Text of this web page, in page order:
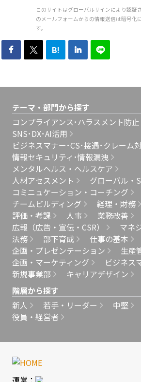
このサイトはグローバルサインにより認証
のメールフォームからの情報送信は暗号化
す。
B!
テーマ・部門から探す
コンプライアンス･ハラスメント防止
SNS･DX･AI活用
ビジネスマナー･CS･接遇･クレーム
情報セキュリティ･情報漏洩
メンタルヘルス・ヘルスケア
人材アセスメント
グローバル・
コミニュケーション・コーチング
チームビルディング
経理・財務
評価・考課
人事
業務改善
広報（広告・宣伝・CSR）
マネ
法務
部下育成 仕事の基本
企画・プレゼンテーション
生産
企画・マーケティング
ビジネス
新規事業部
キャリアデザイン
階層から探す
新人
若手・リーダー 中堅
役員・経営者